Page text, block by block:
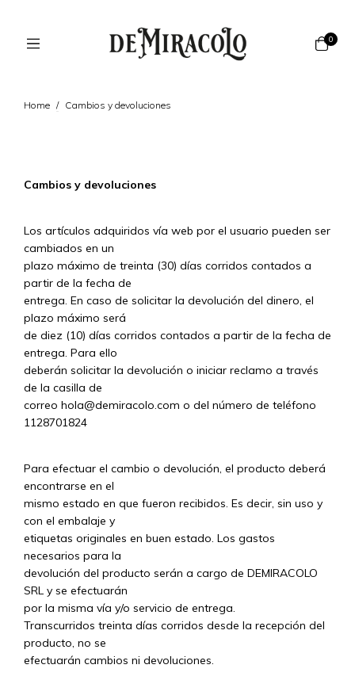
0
Home / Cambios y devoluciones
Cambios y devoluciones
Los artículos adquiridos vía web por el usuario pueden ser
cambiados en un
plazo máximo de treinta (30) días corridos contados a
partir de la fecha de
entrega. En caso de solicitar la devolución del dinero, el
plazo máximo será
de diez (10) días corridos contados a partir de la fecha de
entrega. Para ello
deberán solicitar la devolución o iniciar reclamo a través
de la casilla de
correo hola@demiracolo.com o del número de teléfono
1128701824
Para efectuar el cambio o devolución, el producto deberá
encontrarse en el
mismo estado en que fueron recibidos. Es decir, sin uso y
con el embalaje y
etiquetas originales en buen estado. Los gastos
necesarios para la
devolución del producto serán a cargo de DEMIRACOLO
SRL y se efectuarán
por la misma vía y/o servicio de entrega.
Transcurridos treinta días corridos desde la recepción del
producto, no se
efectuarán cambios ni devoluciones.